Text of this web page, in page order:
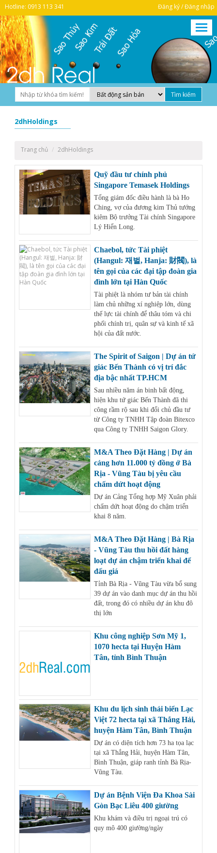
Hotline: 0913 113 341 Đăng ký / Đăng nhập
2dhHoldings
Trang chủ 2dhHoldings
Quỹ đầu tư chính phủ
Singapore Temasek Holdings
Tổng giám đốc điều hành là bà Ho
Ching, vợ của đương kim Thủ tướng
kiêm Bộ trưởng Tài chính Singapore
Lý Hiển Long.
Chaebol, tức Tài phiệt
(Hangul: 재벌, Hanja: 財閥), là
tên gọi của các đại tập đoàn gia
đình lớn tại Hàn Quốc
Tài phiệt là nhóm tư bản tài chính
làm chủ những xí nghiệp lớn, dùng
thế lực tài chính để thâu tóm và chi
phối chính trị, quân sự và kinh tế xã
hội của đất nước.
The Spirit of Saigon | Dự án tứ
giác Bến Thành có vị trí đắc
địa bậc nhất TP.HCM
Sau nhiều năm án binh bất động,
hiện khu tứ giác Bến Thành đã thi
công rầm rộ sau khi đổi chủ đầu tư
từ Công ty TNHH Tập đoàn Bitexco
qua Công ty TNHH Saigon Glory.
M&A Theo Đặt Hàng | Dự án
cảng hơn 11.000 tỷ đồng ở Bà
Rịa - Vũng Tàu bị yêu cầu
chấm dứt hoạt động
Dự án Cảng Tổng hợp Mỹ Xuân phải
chấm dứt hoạt động do chậm triển
khai 8 năm.
M&A Theo Đặt Hàng | Bà Rịa
- Vũng Tàu thu hồi đất hàng
loạt dự án chậm triển khai để
đấu giá
Tỉnh Bà Rịa - Vũng Tàu vừa bổ sung
39 dự án vào danh mục dự án thu hồi
đất, trong đó có nhiều dự án khu đô
thị lớn
Khu công nghiệp Sơn Mỹ 1,
1070 hecta tại Huyện Hàm
Tân, tỉnh Bình Thuận
Khu du lịch sinh thái biển Lạc
Việt 72 hecta tại xã Thắng Hải,
huyện Hàm Tân, Bình Thuận
Dự án có diện tích hơn 73 ha tọa lạc
tại xã Thắng Hải, huyện Hàm Tân,
Bình Thuận, giáp ranh tỉnh Bà Rịa-
Vũng Tàu.
Dự án Bệnh Viện Đa Khoa Sài
Gòn Bạc Liêu 400 giường
Khu khám và điều trị ngoại trú có
quy mô 400 giường/ngày